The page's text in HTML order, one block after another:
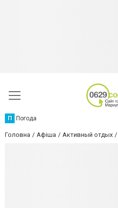
П Погода
Головна Афіша Активный отдых